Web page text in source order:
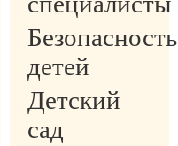
Безопасность
детей
Детский
сад